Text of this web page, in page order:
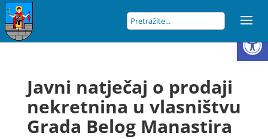
Javni natječaj o prodaji
nekretnina u vlasništvu
Grada Belog Manastira